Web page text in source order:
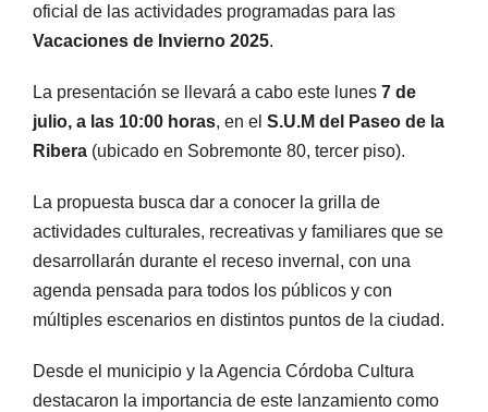
oficial de las actividades programadas para las
Vacaciones de Invierno 2025.
La presentación se llevará a cabo este lunes 7 de
julio, a las 10:00 horas, en el S.U.M del Paseo de la
Ribera (ubicado en Sobremonte 80, tercer piso).
La propuesta busca dar a conocer la grilla de
actividades culturales, recreativas y familiares que se
desarrollarán durante el receso invernal, con una
agenda pensada para todos los públicos y con
múltiples escenarios en distintos puntos de la ciudad.
Desde el municipio y la Agencia Córdoba Cultura
destacaron la importancia de este lanzamiento como